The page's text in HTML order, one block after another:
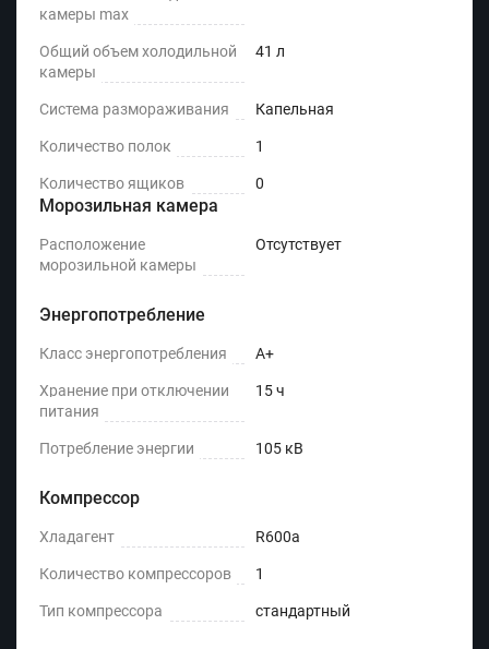
камеры max
Общий объем холодильной
камеры
41 л
Система размораживания Капельная
Количество полок 1
Количество ящиков 0
Морозильная камера
Расположение
морозильной камеры
Отсутствует
Энергопотребление
Класс энергопотребления A+
Хранение при отключении
питания
15 ч
Потребление энергии 105 кВ
Компрессор
Хладагент R600a
Количество компрессоров 1
Тип компрессора стандартный